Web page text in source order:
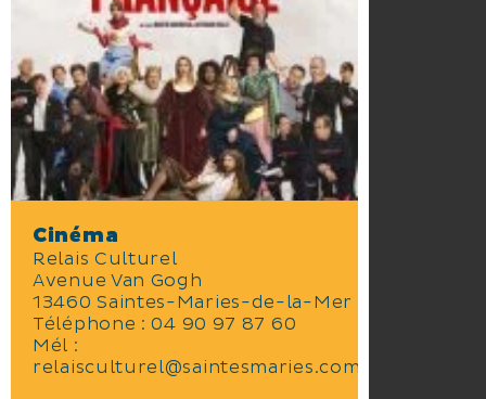
Cinéma
Relais Culturel
Avenue Van Gogh
13460 Saintes-Maries-de-la-Mer
Téléphone :04 90 97 87 60
Mél :
relaisculturel@saintesmaries.com